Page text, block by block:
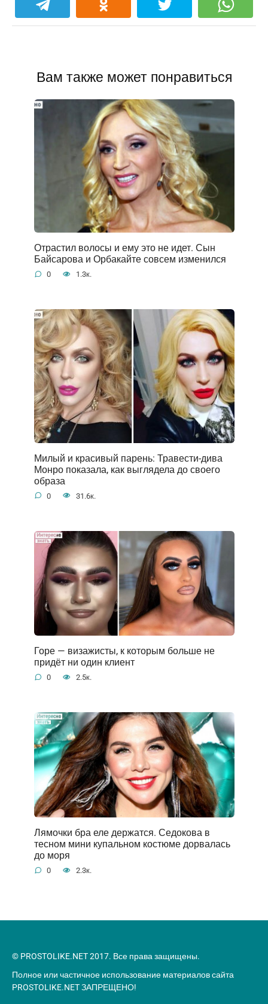
Вам также может понравиться
Отрастил волосы и ему это не идет. Сын
Байсарова и Орбакайте совсем изменился
0 1.3к.
Милый и красивый парень: Травести-дива
Монро показала, как выглядела до своего
образа
0 31.6к.
Горе — визажисты, к которым больше не
придёт ни один клиент
0 2.5к.
Лямочки бра еле держатся. Седокова в
тесном мини купальном костюме дорвалась
до моря
0 2.3к.
© PROSTOLIKE.NET 2017. Все права защищены.
Полное или частичное использование материалов сайта
PROSTOLIKE.NET ЗАПРЕЩЕНО!